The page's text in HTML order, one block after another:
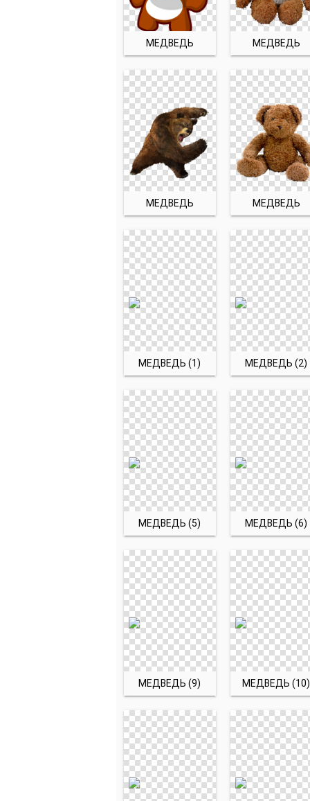
МЕДВЕДЬ МЕДВЕДЬ
МЕДВЕДЬ МЕДВЕДЬ
МЕДВЕДЬ (1) МЕДВЕДЬ (2)
МЕДВЕДЬ (5) МЕДВЕДЬ (6)
МЕДВЕДЬ (9) МЕДВЕДЬ (10)